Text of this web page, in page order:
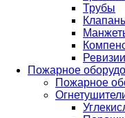
Трубы
Ревизии
Пожарное
Пожарное